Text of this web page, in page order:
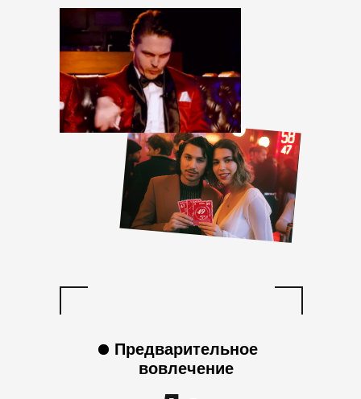
Предварительное
вовлечение